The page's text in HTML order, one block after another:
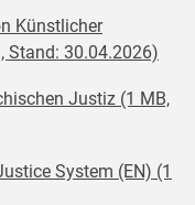
Künstlicher
Stand: 30.04.2026)
Justiz (1 MB,
System (EN) (1